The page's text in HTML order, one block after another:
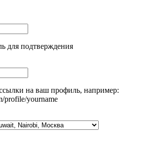
для подтверждения
на ваш профиль, например:
profile/yourname